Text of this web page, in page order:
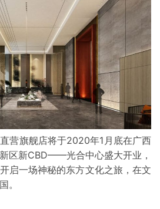
旗舰店将于2020年1月底在广西
区新CBD——光合中心盛大开业，
启一场神秘的东方文化之旅，在文
。